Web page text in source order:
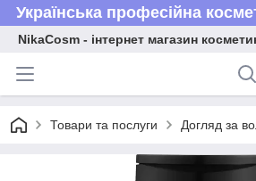
Українська професійна
NikaCosm - інтернет магазин
Товари та послуги Догляд за